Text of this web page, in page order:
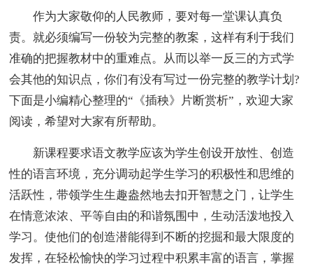
作为大家敬仰的人民教师，要对每一堂课认真负
责。就必须编写一份较为完整的教案，这样有利于我们
准确的把握教材中的重难点。从而以举一反三的方式学
会其他的知识点，你们有没有写过一份完整的教学计划?
下面是小编精心整理的“《插秧》片断赏析”，欢迎大家
阅读，希望对大家有所帮助。
新课程要求语文教学应该为学生创设开放性、创造
性的语言环境，充分调动起学生学习的积极性和思维的
活跃性，带领学生生趣盎然地去扣开智慧之门，让学生
在情意浓浓、平等自由的和谐氛围中，生动活泼地投入
学习。使他们的创造潜能得到不断的挖掘和最大限度的
发挥，在轻松愉快的学习过程中积累丰富的语言，掌握